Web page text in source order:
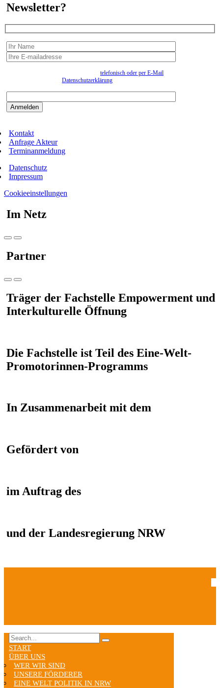
Newsletter?
telefonisch oder per E-Mail
Datenschutzerklärung
Kontakt
Anfrage Akteur
Terminanmeldung
Datenschutz
Impressum
Cookieeinstellungen
Im Netz
Partner
Träger der Fachstelle Empowerment und
Interkulturelle Öffnung
Die Fachstelle ist Teil des Eine-Welt-
Promotorinnen-Programms
In Zusammenarbeit mit dem
Gefördert von
im Auftrag des
und der Landesregierung NRW
START
ÜBER UNS
WER WIR SIND
UNSERE FÖRDERER
EINE WELT POLITIK IN NRW